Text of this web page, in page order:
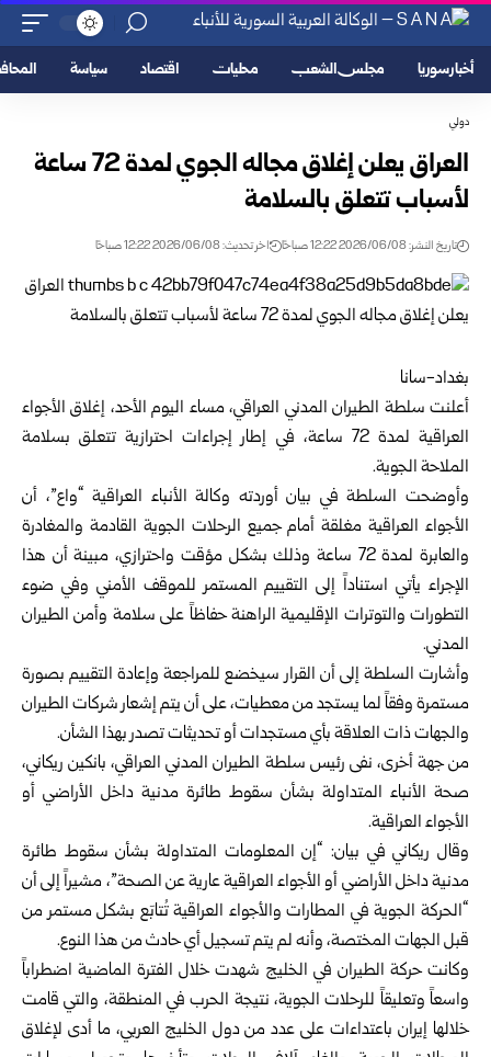
أخبار سوريا مجلس الشعب محليات اقتصاد سياسة
دولي
العراق يعلن إغلاق مجاله الجوي لمدة 72 ساعة
لأسباب تتعلق بالسلامة
تاريخ النشر: 2026/06/08 12:22 صباحًا اخر تحديث: 2026/06/08 12:22 صباحًا
بغداد-سانا
أعلنت سلطة الطيران المدني العراقي، مساء اليوم الأحد، إغلاق الأجواء
العراقية لمدة 72 ساعة، في إطار إجراءات احترازية تتعلق بسلامة
الملاحة الجوية.
وأوضحت السلطة في بيان أوردته وكالة الأنباء العراقية “واع”، أن
الأجواء العراقية مغلقة أمام جميع الرحلات الجوية القادمة والمغادرة
والعابرة لمدة 72 ساعة وذلك بشكل مؤقت واحترازي، مبينة أن هذا
الإجراء يأتي استناداً إلى التقييم المستمر للموقف الأمني وفي ضوء
التطورات والتوترات الإقليمية الراهنة حفاظاً على سلامة وأمن الطيران
المدني.
وأشارت السلطة إلى أن القرار سيخضع للمراجعة وإعادة التقييم بصورة
مستمرة وفقاً لما يستجد من معطيات، على أن يتم إشعار شركات الطيران
والجهات ذات العلاقة بأي مستجدات أو تحديثات تصدر بهذا الشأن.
من جهة أخرى، نفى رئيس سلطة الطيران المدني العراقي، بانكين ريكاني،
صحة الأنباء المتداولة بشأن سقوط طائرة مدنية داخل الأراضي أو
الأجواء العراقية.
وقال ريكاني في بيان: “إن المعلومات المتداولة بشأن سقوط طائرة
مدنية داخل الأراضي أو الأجواء العراقية عارية عن الصحة”، مشيراً إلى أن
“الحركة الجوية في المطارات والأجواء العراقية تُتابَع بشكل مستمر من
قبل الجهات المختصة، وأنه لم يتم تسجيل أي حادث من هذا النوع.
وكانت حركة الطيران في الخليج شهدت خلال الفترة الماضية اضطراباً
واسعاً وتعليقاً للرحلات الجوية، نتيجة الحرب في المنطقة، والتي قامت
خلالها إيران باعتداءات على عدد من دول الخليج العربي، ما أدى لإغلاق